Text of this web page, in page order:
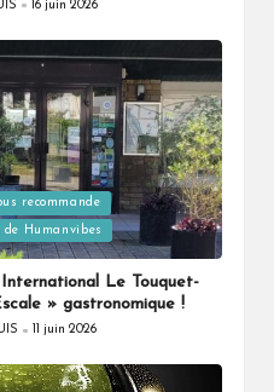
16 juin 2026
recommande
de Humanvibes
Le Touquet-
» gastronomique !
11 juin 2026